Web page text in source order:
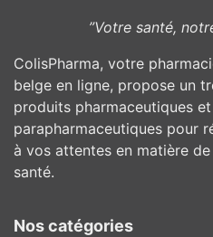
”Votre santé,
ColisPharma, votre
belge en ligne, propose un
produits pharmaceutiques et
parapharmaceutiques pour
à vos attentes en matière
santé.
Nos catégories